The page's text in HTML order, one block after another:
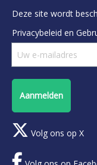
Deze site wordt
Privacybeleid en
Aanmelden
Volg ons op X